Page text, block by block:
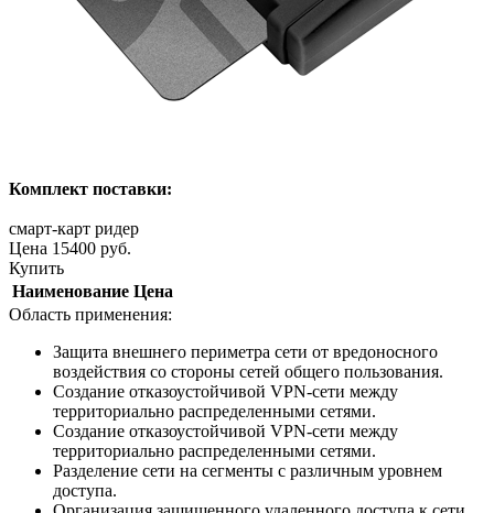
Комплект поставки:
смарт-карт ридер
Цена 15400 руб.
Купить
Наименование Цена
Область применения:
Защита внешнего периметра сети от вредоносного
воздействия со стороны сетей общего пользования.
Создание отказоустойчивой VPN-сети между
территориально распределенными сетями.
Создание отказоустойчивой VPN-сети между
территориально распределенными сетями.
Разделение сети на сегменты с различным уровнем
доступа.